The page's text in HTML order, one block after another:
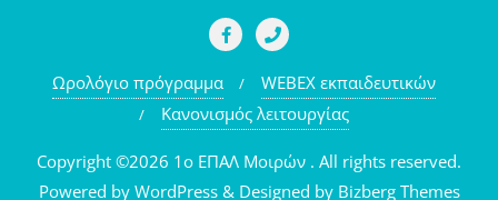
Ωρολόγιο πρόγραμμα
WEBEX εκπαιδευτικών
Κανονισμός λειτουργίας
Copyright ©2026 1o ΕΠΑΛ Μοιρών . All rights reserved.
Powered by WordPress & Designed by Bizberg Themes